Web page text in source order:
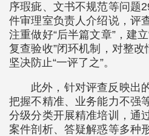
序瑕疵、文书不规范等问题
件审理室负责人介绍说，评
注重做好“后半篇文章”，建
复查验收”闭环机制，对整改
坚决防止“一评了之”。
此外，针对评查反映出
把握不精准、业务能力不强
分级分类开展精准培训，通
案件剖析、答疑解惑等多种